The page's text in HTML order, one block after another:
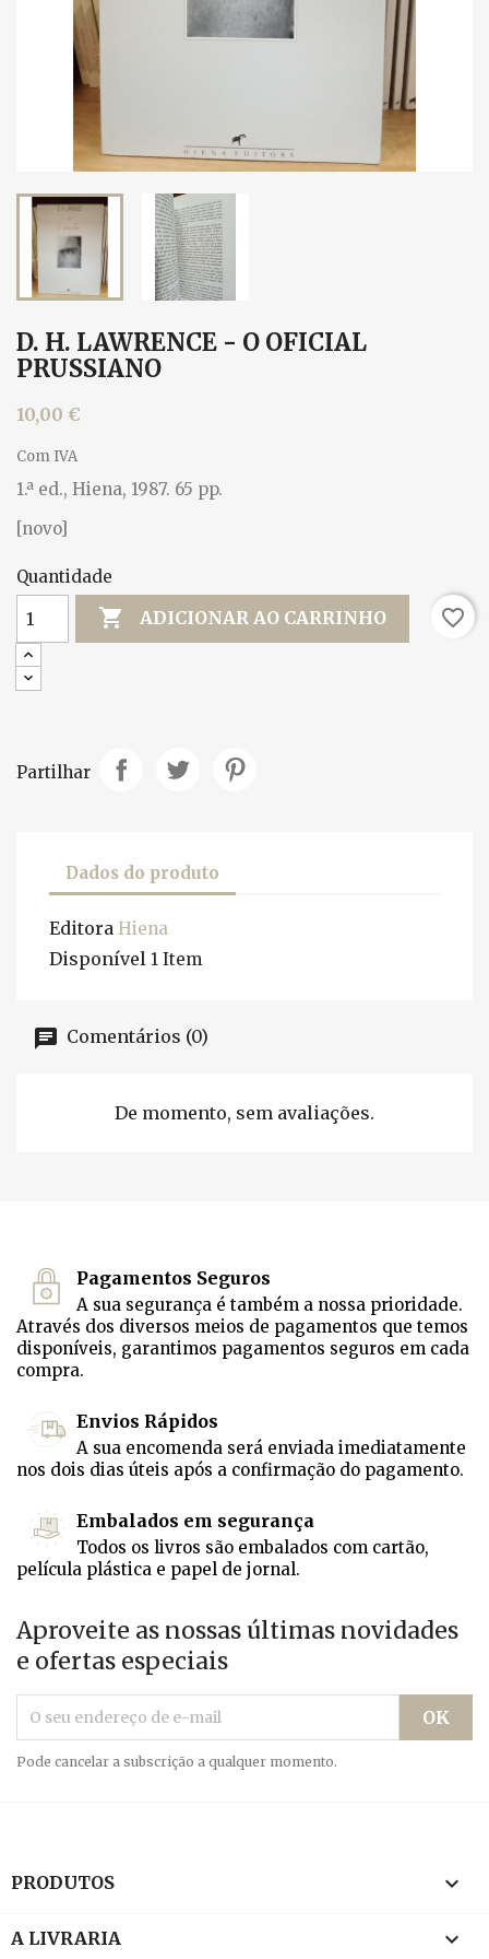
D. H. LAWRENCE - O OFICIAL
PRUSSIANO
10,00 €
Com IVA
1.ª ed., Hiena, 1987. 65 pp.
[novo]
Quantidade
 ADICIONAR AO CARRINHO favorite_border
Partilhar
Dados do produto
Editora Hiena
Disponível 1 Item
Comentários (0)
De momento, sem avaliações.
Pagamentos Seguros
A sua segurança é também a nossa prioridade.
Através dos diversos meios de pagamentos que temos
disponíveis, garantimos pagamentos seguros em cada
compra.
Envios Rápidos
A sua encomenda será enviada imediatamente
nos dois dias úteis após a confirmação do pagamento.
Embalados em segurança
Todos os livros são embalados com cartão,
película plástica e papel de jornal.
Aproveite as nossas últimas novidades
e ofertas especiais
Pode cancelar a subscrição a qualquer momento.
PRODUTOS 
A LIVRARIA 